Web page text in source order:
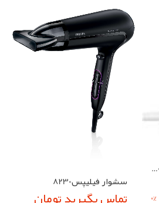
سشوار فیلیپس8230
سشوار مسافرتی فیلیپسBH003
0%